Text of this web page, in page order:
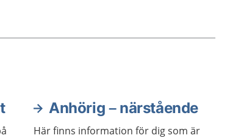
Anhörig – närstående
Här finns information för dig som är